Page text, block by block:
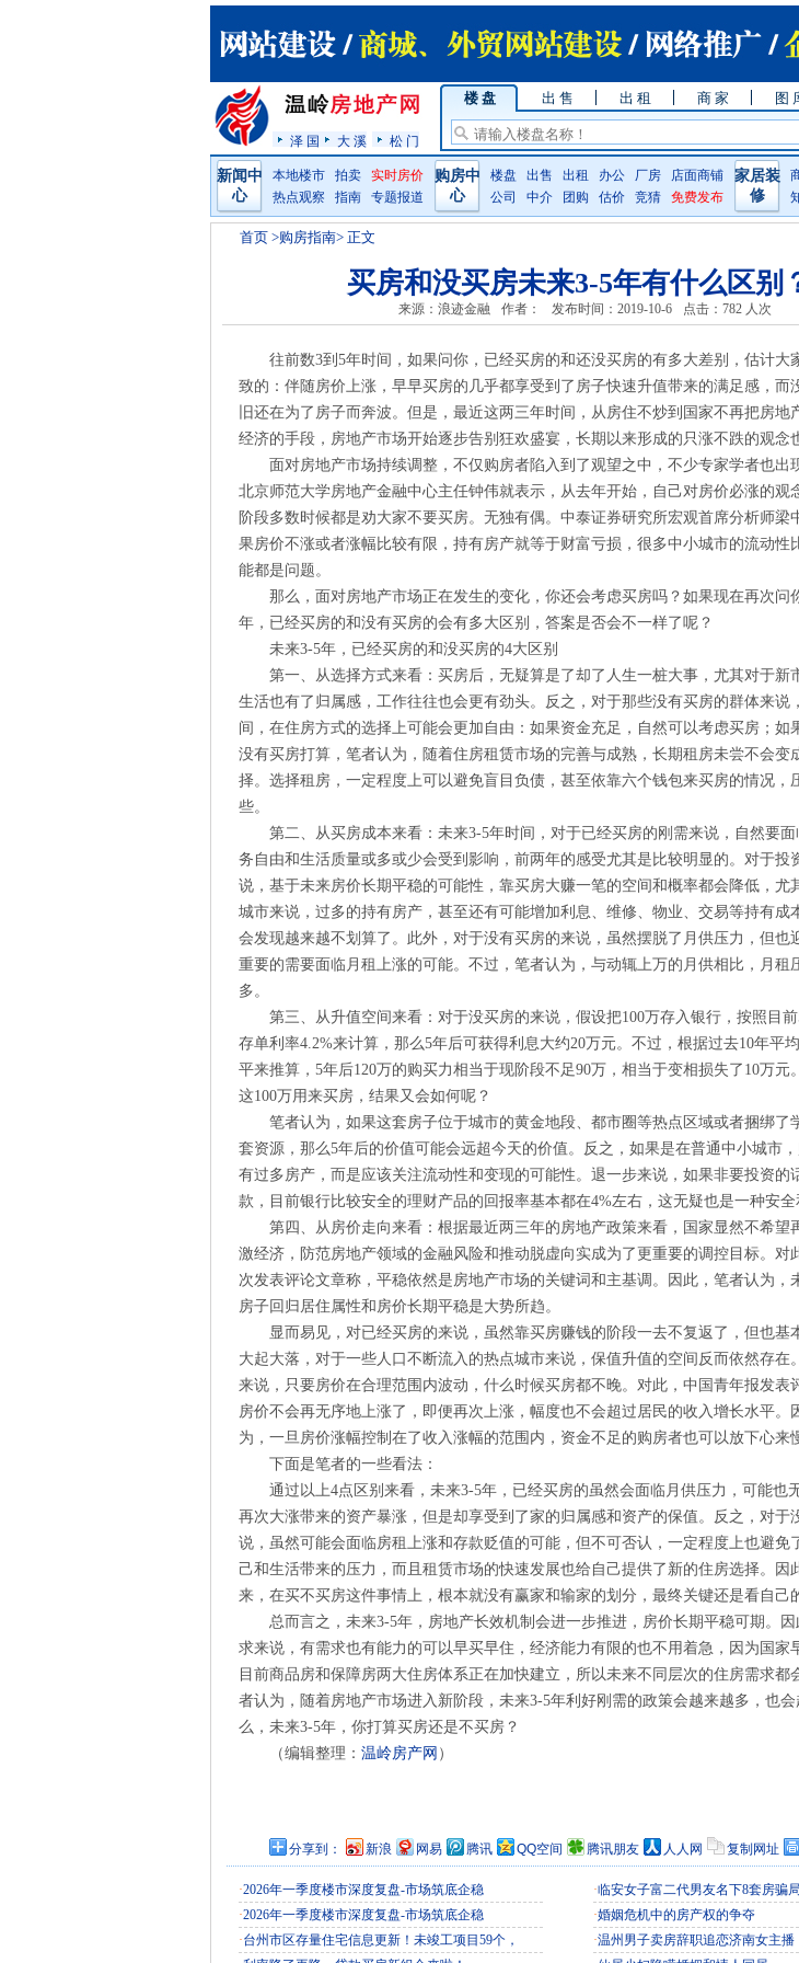
泽 国 大 溪 松 门
楼 盘 出 售 出 租 商 家 图
新闻中
心
本地楼市 拍卖
实时房价
热点观察
指南 专题报道
购房中
心
楼盘 出售 出租 办公 厂房
店面商铺
公司
中介 团购 估价 竞猜 免费发布
家居装
修
首页 >购房指南> 正文
买房和没买房未来3-5年有什么区别
来源：浪迹金融 作者： 发布时间：2019-10-6 点击： 782 人次
往前数3到5年时间，如果问你，已经买房的和还没买房的有多大差别，估计大
致的：伴随房价上涨，早早买房的几乎都享受到了房子快速升值带来的满足感，而
旧还在为了房子而奔波。但是，最近这两三年时间，从房住不炒到国家不再把房地
经济的手段，房地产市场开始逐步告别狂欢盛宴，长期以来形成的只涨不跌的观念
面对房地产市场持续调整，不仅购房者陷入到了观望之中，不少专家学者也出
北京师范大学房地产金融中心主任钟伟就表示，从去年开始，自己对房价必涨的观
阶段多数时候都是劝大家不要买房。无独有偶。中泰证券研究所宏观首席分析师梁
果房价不涨或者涨幅比较有限，持有房产就等于财富亏损，很多中小城市的流动性
能都是问题。
那么，面对房地产市场正在发生的变化，你还会考虑买房吗？如果现在再次问
年，已经买房的和没有买房的会有多大区别，答案是否会不一样了呢？
未来3-5年，已经买房的和没买房的4大区别
第一、从选择方式来看：买房后，无疑算是了却了人生一桩大事，尤其对于新
生活也有了归属感，工作往往也会更有劲头。反之，对于那些没有买房的群体来说
间，在住房方式的选择上可能会更加自由：如果资金充足，自然可以考虑买房；如
没有买房打算，笔者认为，随着住房租赁市场的完善与成熟，长期租房未尝不会变
择。选择租房，一定程度上可以避免盲目负债，甚至依靠六个钱包来买房的情况，
些。
第二、从买房成本来看：未来3-5年时间，对于已经买房的刚需来说，自然要
务自由和生活质量或多或少会受到影响，前两年的感受尤其是比较明显的。对于投
说，基于未来房价长期平稳的可能性，靠买房大赚一笔的空间和概率都会降低，尤
城市来说，过多的持有房产，甚至还有可能增加利息、维修、物业、交易等持有成
会发现越来越不划算了。此外，对于没有买房的来说，虽然摆脱了月供压力，但也
重要的需要面临月租上涨的可能。不过，笔者认为，与动辄上万的月供相比，月租
多。
第三、从升值空间来看：对于没买房的来说，假设把100万存入银行，按照目
存单利率4.2%来计算，那么5年后可获得利息大约20万元。不过，根据过去10年平
平来推算，5年后120万的购买力相当于现阶段不足90万，相当于变相损失了10万元
这100万用来买房，结果又会如何呢？
笔者认为，如果这套房子位于城市的黄金地段、都市圈等热点区域或者捆绑了
套资源，那么5年后的价值可能会远超今天的价值。反之，如果是在普通中小城市
有过多房产，而是应该关注流动性和变现的可能性。退一步来说，如果非要投资的
款，目前银行比较安全的理财产品的回报率基本都在4%左右，这无疑也是一种安全
第四、从房价走向来看：根据最近两三年的房地产政策来看，国家显然不希望
激经济，防范房地产领域的金融风险和推动脱虚向实成为了更重要的调控目标。对
次发表评论文章称，平稳依然是房地产市场的关键词和主基调。因此，笔者认为，
房子回归居住属性和房价长期平稳是大势所趋。
显而易见，对已经买房的来说，虽然靠买房赚钱的阶段一去不复返了，但也基
大起大落，对于一些人口不断流入的热点城市来说，保值升值的空间反而依然存在
来说，只要房价在合理范围内波动，什么时候买房都不晚。对此，中国青年报发表
房价不会再无序地上涨了，即便再次上涨，幅度也不会超过居民的收入增长水平。
为，一旦房价涨幅控制在了收入涨幅的范围内，资金不足的购房者也可以放下心来
​下面是笔者的一些看法：
通过以上4点区别来看，未来3-5年，已经买房的虽然会面临月供压力，可能也
再次大涨带来的资产暴涨，但是却享受到了家的归属感和资产的保值。反之，对于
说，虽然可能会面临房租上涨和存款贬值的可能，但不可否认，一定程度上也避免
己和生活带来的压力，而且租赁市场的快速发展也给自己提供了新的住房选择。因
来，在买不买房这件事情上，根本就没有赢家和输家的划分，最终关键还是看自己
总而言之，未来3-5年，房地产长效机制会进一步推进，房价长期平稳可期。
求来说，有需求也有能力的可以早买早住，经济能力有限的也不用着急，因为国家
目前商品房和保障房两大住房体系正在加快建立，所以未来不同层次的住房需求都
者认为，随着房地产市场进入新阶段，未来3-5年利好刚需的政策会越来越多，也
么，未来3-5年，你打算买房还是不买房？
（编辑整理： 温岭房产网 ）
分享到： 新浪 网易 腾讯 QQ空间 腾讯朋友 人人网 复制网址
·2026年一季度楼市深度复盘-市场筑底企稳
·2026年一季度楼市深度复盘-市场筑底企稳
·台州市区存量住宅信息更新！未竣工项目59个，
·临安女子富二代男友名下8套房骗局
·婚姻危机中的房产权的争夺
·温州男子卖房辞职追恋济南女主播